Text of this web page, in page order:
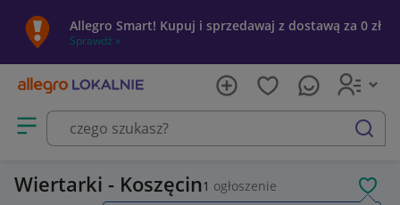
Allegro Smart! Kupuj i sprzedawaj z dostawą za 0 zł
Sprawdź »
Otwórz menu z kategoriami
szukaj
Wiertarki - Koszęcin1 ogłoszenie